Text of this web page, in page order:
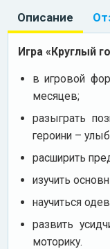
Описание
Игра «Круглый
в игровой
месяцев;
разыграть
героини –
расширить
изучить
научиться
развить
моторику.